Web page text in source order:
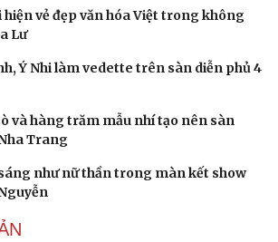
hiện vẻ đẹp văn hóa Việt trong không
Lư
Ý Nhi làm vedette trên sàn diễn phủ 4
và hàng trăm mẫu nhí tạo nên sàn
Trang
như nữ thần trong màn kết show